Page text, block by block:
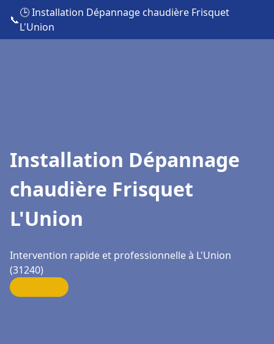
📞
🕒 Installation Dépannage chaudière Frisquet
L'Union
Installation Dépannage
chaudière Frisquet
L'Union
Intervention rapide et professionnelle à L'Union
(31240)